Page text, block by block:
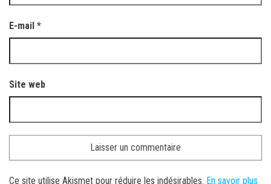
E-mail *
Site web
Ce site utilise Akismet pour réduire les indésirables. En savoir plus